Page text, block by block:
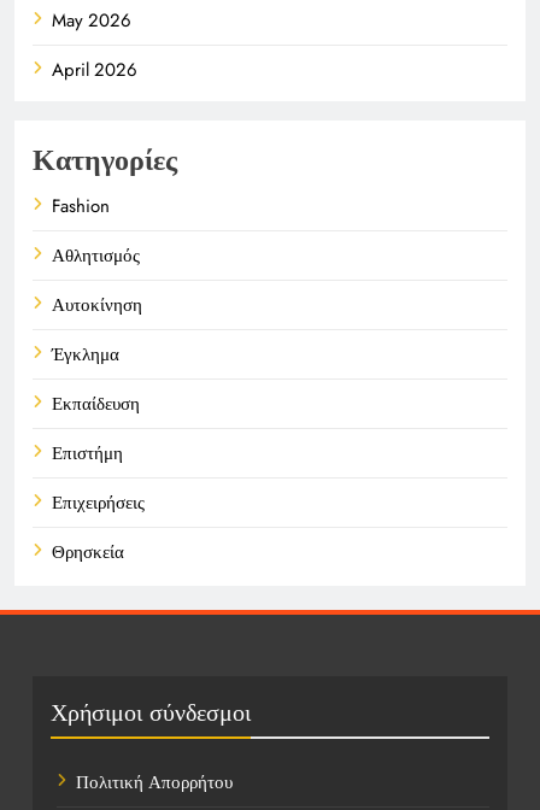
May 2026
April 2026
Κατηγορίες
Fashion
Αθλητισμός
Αυτοκίνηση
Έγκλημα
Εκπαίδευση
Επιστήμη
Επιχειρήσεις
Θρησκεία
Πολιτική
Χρήσιμοι σύνδεσμοι
Πολιτική Απορρήτου